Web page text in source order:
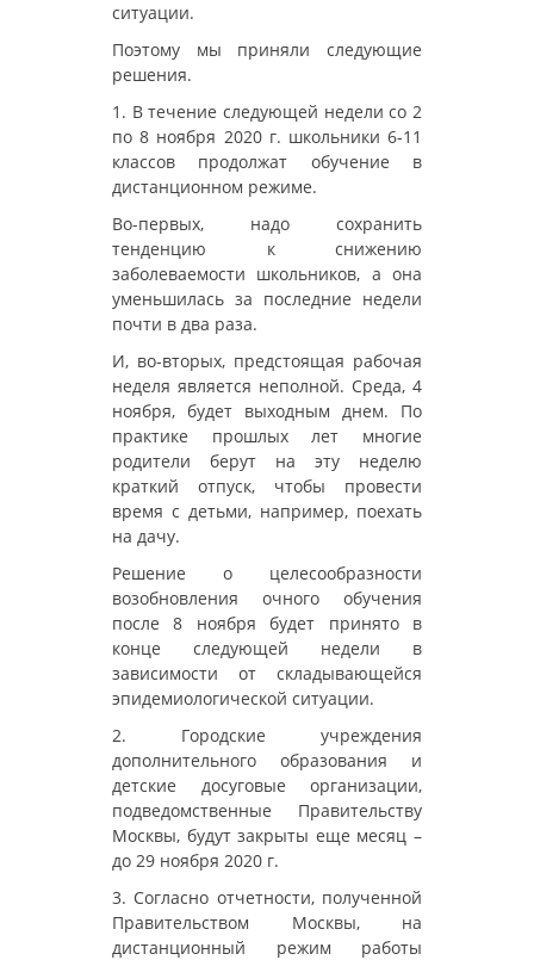
ситуации.
Поэтому мы приняли следующие
решения.
1. В течение следующей недели со 2
по 8 ноября 2020 г. школьники 6-11
классов продолжат обучение в
дистанционном режиме.
Во-первых, надо сохранить
тенденцию к снижению
заболеваемости школьников, а она
уменьшилась за последние недели
почти в два раза.
И, во-вторых, предстоящая рабочая
неделя является неполной. Среда, 4
ноября, будет выходным днем. По
практике прошлых лет многие
родители берут на эту неделю
краткий отпуск, чтобы провести
время с детьми, например, поехать
на дачу.
Решение о целесообразности
возобновления очного обучения
после 8 ноября будет принято в
конце следующей недели в
зависимости от складывающейся
эпидемиологической ситуации.
2. Городские учреждения
дополнительного образования и
детские досуговые организации,
подведомственные Правительству
Москвы, будут закрыты еще месяц –
до 29 ноября 2020 г.
3. Согласно отчетности, полученной
Правительством Москвы, на
дистанционный режим работы